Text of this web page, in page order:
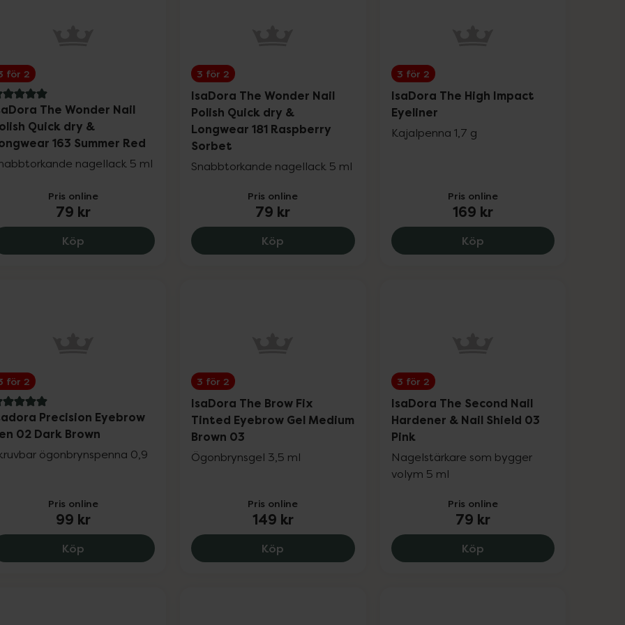
för 2
av 5 i omdöme
The Wonder Nail
Quick dry &
163 Summer Red
nagellack 5 ml
Pris online
79 kr
Köp IsaDora The Wonder Nail Polish Quick dry & Longwear 163 Summer Red, 79 kr.
3 för 2
IsaDora The Wonder Nail
Polish Quick dry &
Longwear 181 Raspberry
Sorbet
Snabbtorkande nagellack 5 ml
Pris online
79 kr
Köp IsaDora The Wonder Nail Polish Quick dry & Longwear 181
3 för 2
IsaDora The High Impact
Eyeliner
Kajalpenna 1,7 g
Pris online
169 kr
KöpIsaDora The High Impact
för 2
av 5 i omdöme
Precision Eyebrow
02 Dark Brown
ögonbrynspenna 0,9
Pris online
99 kr
Köp Isadora Precision Eyebrow Pen 02 Dark Brown, 99 kr.
3 för 2
IsaDora The Brow Fix
Tinted Eyebrow Gel Medium
Brown 03
Ögonbrynsgel 3,5 ml
Pris online
149 kr
Köp IsaDora The Brow Fix Tinted Eyebrow Gel Medium Brown
3 för 2
IsaDora The Second Nail
Hardener & Nail Shield 03
Pink
Nagelstärkare som bygger
volym 5 ml
Pris online
79 kr
KöpIsaDora The Second